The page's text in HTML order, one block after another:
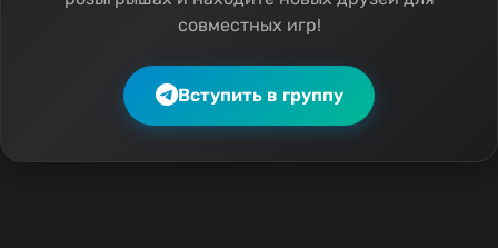
совместных игр!
Вступить в группу